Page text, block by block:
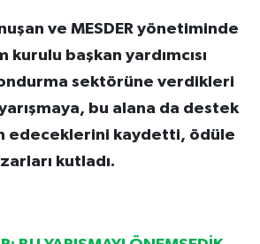
ve MESDER yönetiminde
başkan yardımcısı
sektörüne verdikleri
bu alana da destek
edeceklerini kaydetti, ödüle
kutladı.